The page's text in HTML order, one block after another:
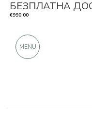
БЕЗПЛАТНА
€990,00
MENU